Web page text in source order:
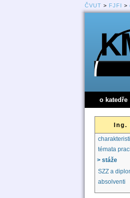
ČVUT > FJFI >
o katedře
témata
> stáže
SZZ a
absolventi